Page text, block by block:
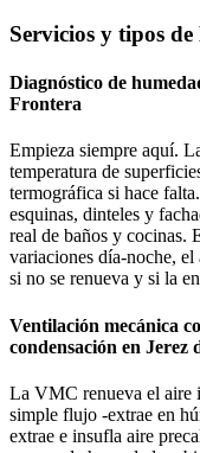
Servicios y tipos
Diagnóstico de
Frontera
Empieza siempre aquí.
temperatura de
termográfica si hace
esquinas, dinteles y
real de baños y cocinas.
variaciones día-noche,
si no se renueva y si la
Ventilación mecánica
condensación en Jerez
La VMC renueva el aire
simple flujo -extrae en
extrae e insufla aire